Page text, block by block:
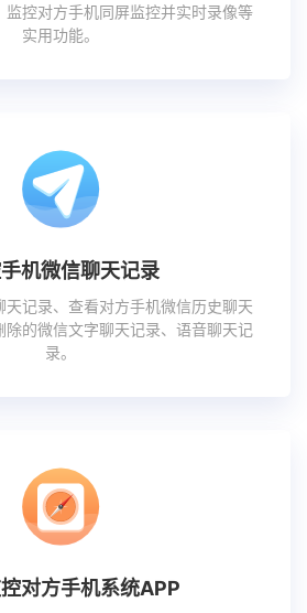
监控对方手机同屏监控并实时录像等
实用功能。
机微信聊天记录
天记录、查看对方手机微信历史聊天
除的微信文字聊天记录、语音聊天记
录。
对方手机系统APP